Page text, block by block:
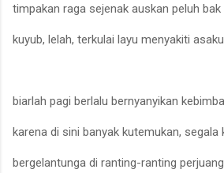
timpakan raga sejenak auskan peluh
kuyub, lelah, terkulai layu menyakiti
biarlah pagi berlalu bernyanyikan
karena di sini banyak kutemukan, segala
bergelantunga di ranting-ranting